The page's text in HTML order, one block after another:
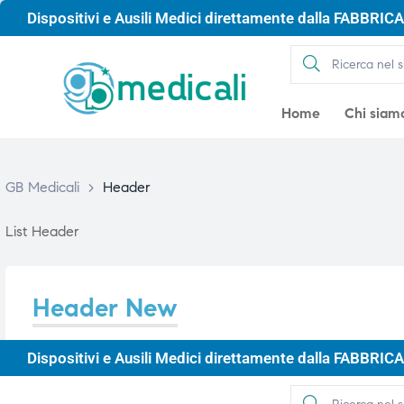
Dispositivi e Ausili Medici direttamente dalla
Home Chi
GB Medicali > Header
List Header
Header New
Dispositivi e Ausili Medici direttamente dalla